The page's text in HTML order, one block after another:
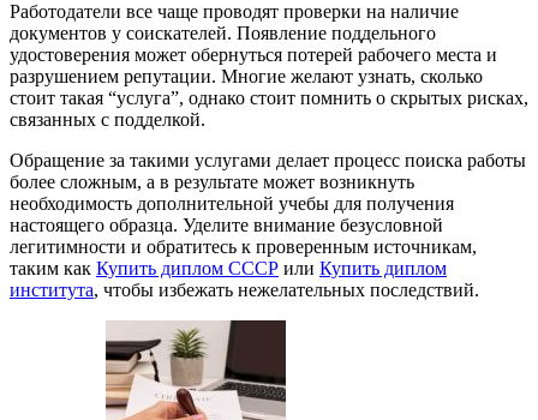
Работодатели все чаще проводят проверки на наличие
документов у соискателей. Появление поддельного
удостоверения может обернуться потерей рабочего места и
разрушением репутации. Многие желают узнать, сколько
стоит такая “услуга”, однако стоит помнить о скрытых рисках,
связанных с подделкой.
Обращение за такими услугами делает процесс поиска работы
более сложным, а в результате может возникнуть
необходимость дополнительной учебы для получения
настоящего образца. Уделите внимание безусловной
легитимности и обратитесь к проверенным источникам,
таким как Купить диплом СССР или Купить диплом
института, чтобы избежать нежелательных последствий.